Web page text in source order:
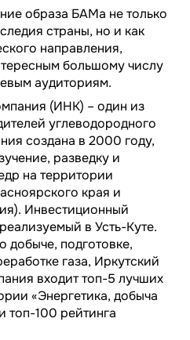
образа БАМа не только
страны, но и как
направления,
большому числу
аудиториям.
(ИНК) – один из
углеводородного
создана в 2000 году,
разведку и
на территории
края и
Инвестиционный
в Усть-Куте.
добыче, подготовке,
газа, Иркутский
входит топ-5 лучших
«Энергетика, добыча
топ-100 рейтинга